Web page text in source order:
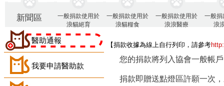
新聞區
一般捐款使用於
浪貓絕育
一般捐款使用於
浪貓糧食
一般捐款使用於
浪浪醫療
一般捐
浪
醫助通報
我要申請醫助款
【捐款收據為線上自行列印，請參考
您的捐款將列入協會一般帳
捐款即贈送點燈區許願一次